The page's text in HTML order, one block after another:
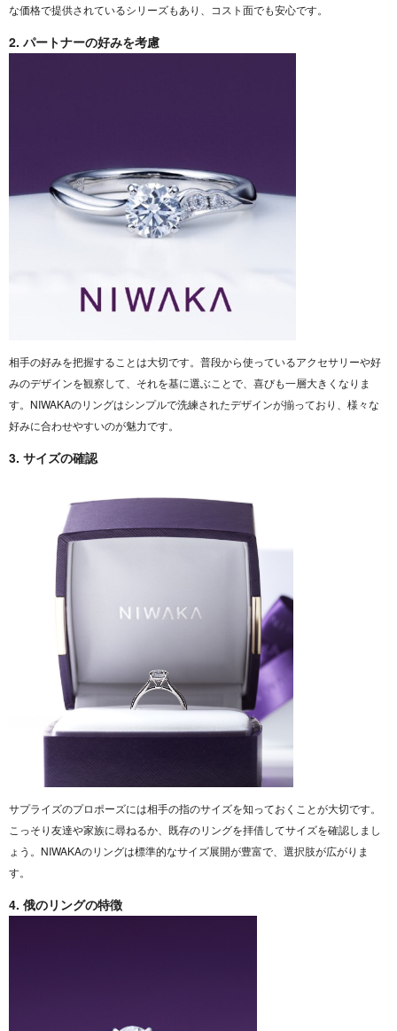
な価格で提供されているシリーズもあり、コスト面でも安心です。
2. パートナーの好みを考慮
相手の好みを把握することは大切です。普段から使っているアクセサリーや好
みのデザインを観察して、それを基に選ぶことで、喜びも一層大きくなりま
す。NIWAKAのリングはシンプルで洗練されたデザインが揃っており、様々な
好みに合わせやすいのが魅力です。
3. サイズの確認
サプライズのプロポーズには相手の指のサイズを知っておくことが大切です。
こっそり友達や家族に尋ねるか、既存のリングを拝借してサイズを確認しまし
ょう。NIWAKAのリングは標準的なサイズ展開が豊富で、選択肢が広がりま
す。
4. 俄のリングの特徴